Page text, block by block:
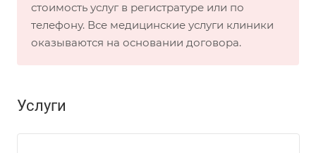
стоимость услуг в регистратуре или по
телефону. Все медицинские услуги клиники
оказываются на основании договора.
Услуги